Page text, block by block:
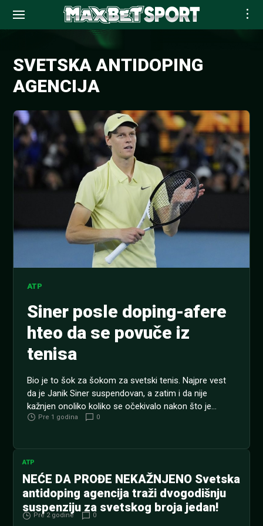
contentSVETSKA ANTIDOPING
AGENCIJA
ATP
Siner posle doping-afere
hteo da se povuče iz
tenisa
Bio je to šok za šokom za svetski tenis. Najpre vest
da je Janik Siner suspendovan, a zatim i da nije
kažnjen onoliko koliko se očekivalo nakon što je
dokazano da je u dva navrata bio pozitivan na
NBA liga: LA...
Pre 1 godina 0
ATP
NEĆE DA PROĐE NEKAŽNJENO Svetska
antidoping agencija traži dvogodišnju
suspenziju za svetskog broja jedan!
Pre 2 godine 0